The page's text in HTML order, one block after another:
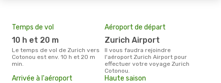
Temps de vol
10 h et 20 m
Le temps de vol de Zurich vers
Cotonou est env. 10 h et 20 m
min.
Aéroport de départ
Zurich Airport
Il vous faudra rejoindre
l'aéroport Zurich Airport pour
effectuer votre voyage Zurich
Cotonou.
Arrivée à l'aéroport Haute saison